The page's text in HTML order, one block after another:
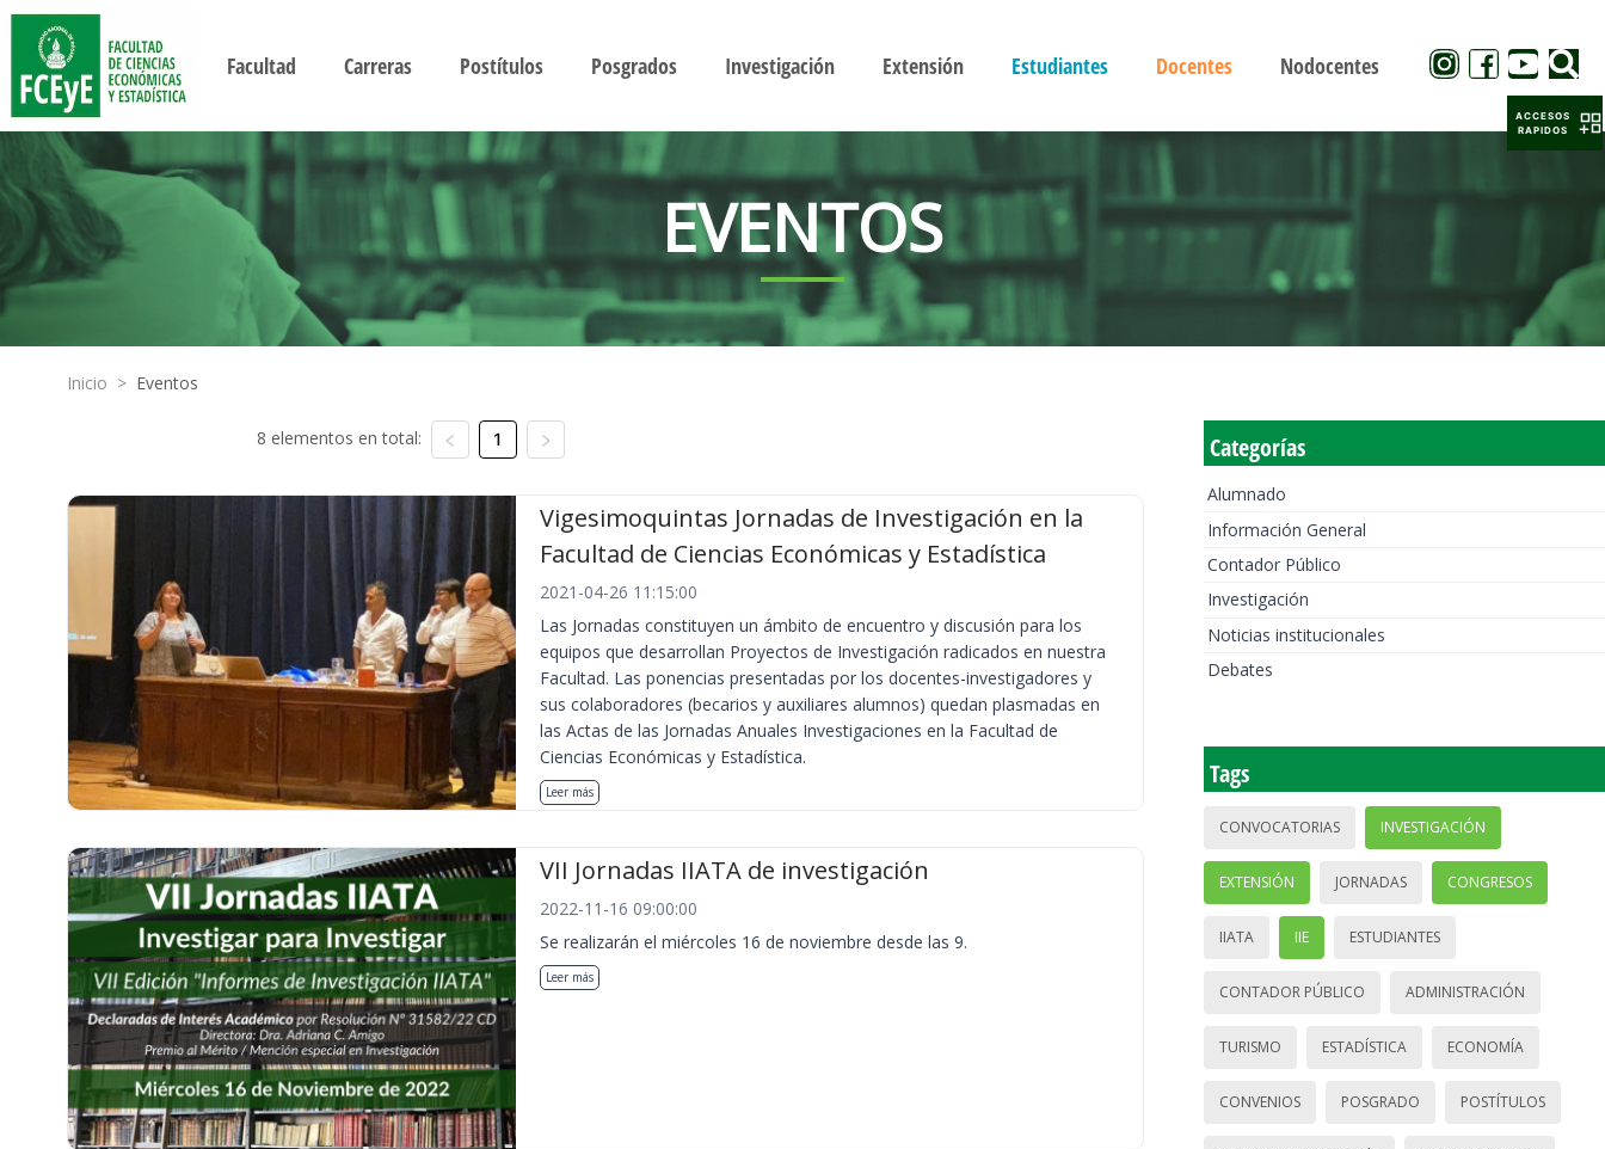
Facultad Carreras Postítulos Posgrados Investigación Extensión Estudiantes Docentes Nodocentes
EVENTOS
Inicio > Eventos
8 elementos en total: 1
Vigesimoquintas Jornadas de Investigación en la
Facultad de Ciencias Económicas y Estadística
2021-04-26 11:15:00
Las Jornadas constituyen un ámbito de encuentro y discusión para los
equipos que desarrollan Proyectos de Investigación radicados en nuestra
Facultad. Las ponencias presentadas por los docentes-investigadores y
sus colaboradores (becarios y auxiliares alumnos) quedan plasmadas en
las Actas de las Jornadas Anuales Investigaciones en la Facultad de
Ciencias Económicas y Estadística.
Leer más
VII Jornadas IIATA de investigación
2022-11-16 09:00:00
Se realizarán el miércoles 16 de noviembre desde las 9.
Leer más
Categorías
Alumnado
Información General
Contador Público
Investigación
Noticias institucionales
Debates
Tags
CONVOCATORIAS INVESTIGACIÓN
EXTENSIÓN JORNADAS CONGRESOS
IIATA IIE ESTUDIANTES
CONTADOR PÚBLICO ADMINISTRACIÓN
TURISMO ESTADÍSTICA ECONOMÍA
CONVENIOS POSGRADO POSTÍTULOS
ACCESOS
RAPIDOS